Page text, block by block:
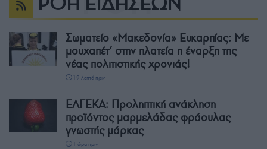
Σωματείο «Μακεδονία» Ευκαρπίας: Με
μουχαπέτ’ στην πλατεία η έναρξη της
νέας πολιτιστικής χρονιάς!
19 λεπτά πριν
ΕΛΓΕΚΑ: Προληπτική ανάκληση
προϊόντος μαρμελάδας φράουλας
γνωστής μάρκας
1 ώρα πριν